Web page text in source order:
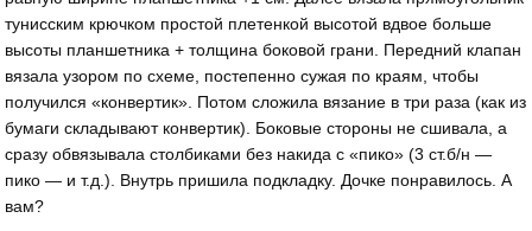
тунисским крючком простой плетенкой высотой вдвое больше
высоты планшетника + толщина боковой грани. Передний клапан
вязала узором по схеме, постепенно сужая по краям, чтобы
получился «конвертик». Потом сложила вязание в три раза (как из
бумаги складывают конвертик). Боковые стороны не сшивала, а
сразу обвязывала столбиками без накида с «пико» (3 ст.б/н —
пико — и т.д.). Внутрь пришила подкладку. Дочке понравилось. А
вам?